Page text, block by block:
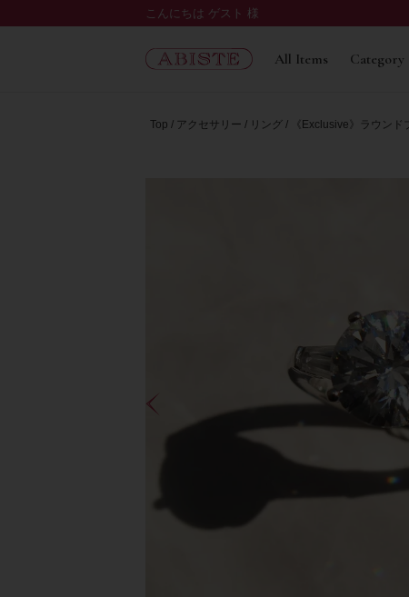
こんにちは ゲスト 様
All Items Category
Top アクセサリー リング 《Exclusive》ラウン